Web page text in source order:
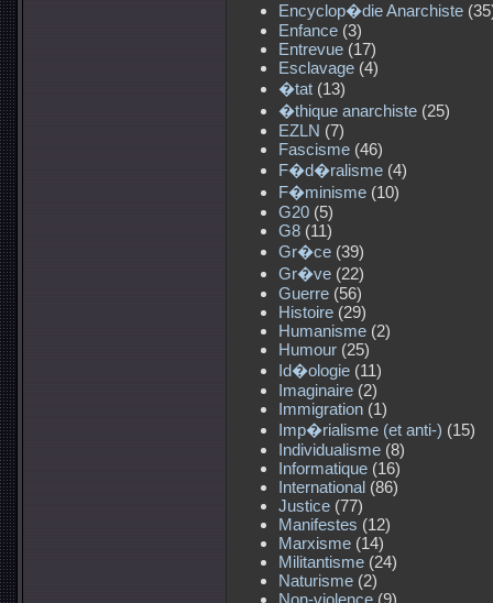
Encyclop�die Anarchiste
Enfance (3)
Entrevue (17)
Esclavage (4)
�tat (13)
�thique anarchiste (25)
EZLN (7)
Fascisme (46)
F�d�ralisme (4)
F�minisme (10)
G20 (5)
G8 (11)
Gr�ce (39)
Gr�ve (22)
Guerre (56)
Histoire (29)
Humanisme (2)
Humour (25)
Id�ologie (11)
Imaginaire (2)
Immigration (1)
Imp�rialisme (et anti-) (15)
Individualisme (8)
Informatique (16)
International (86)
Justice (77)
Manifestes (12)
Marxisme (14)
Militantisme (24)
Naturisme (2)